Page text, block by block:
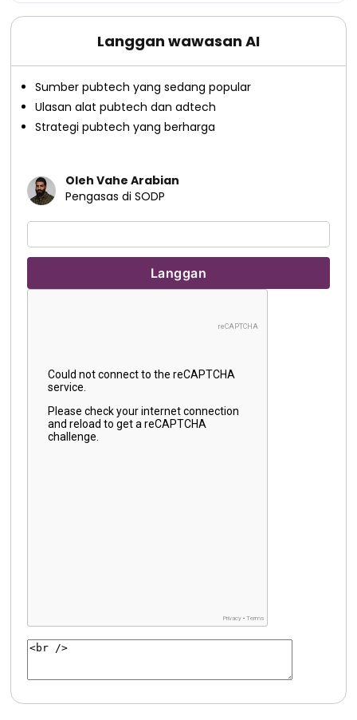
Langgan wawasan AI
Sumber pubtech yang sedang popular
Ulasan alat pubtech dan adtech
Strategi pubtech yang berharga
Oleh Vahe Arabian
Pengasas di SODP